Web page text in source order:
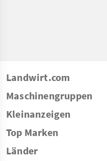
Landwirt.com
Maschinengruppen
Kleinanzeigen
Top Marken
Länder